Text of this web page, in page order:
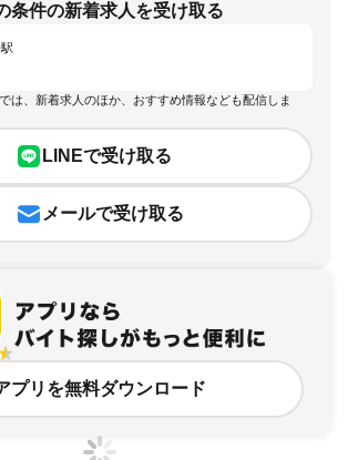
条件の新着求人を受け取る
は、新着求人のほか、おすすめ情報なども配信しま
LINEで受け取る
メールで受け取る
プリを無料ダウンロード